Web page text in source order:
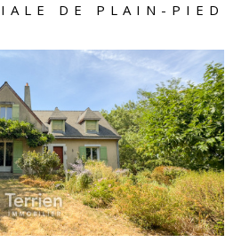
DE PLAIN-PIED
LE BIEN